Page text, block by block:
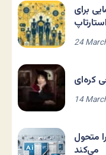
برای
24
کره‌ای
14
متحول
می‌کند